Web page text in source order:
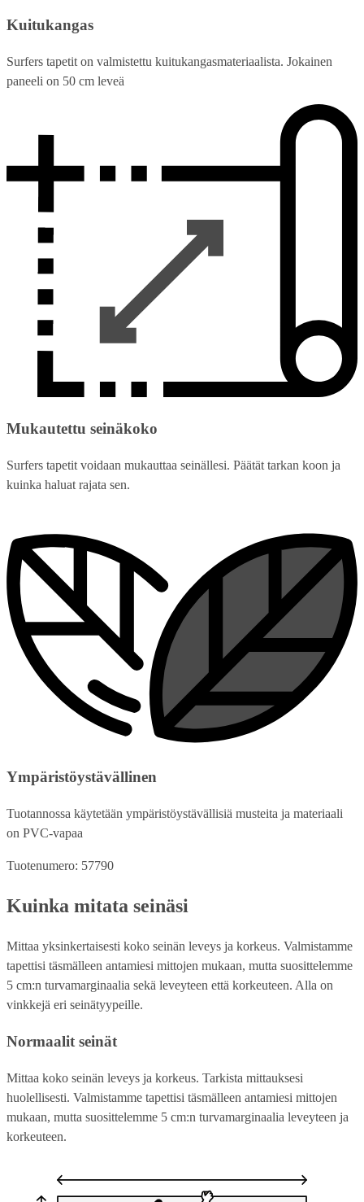
Kuitukangas
Surfers tapetit on valmistettu kuitukangasmateriaalista. Jokainen
paneeli on 50 cm leveä
Mukautettu seinäkoko
Surfers tapetit voidaan mukauttaa seinällesi. Päätät tarkan koon ja
kuinka haluat rajata sen.
Ympäristöystävällinen
Tuotannossa käytetään ympäristöystävällisiä musteita ja materiaali
on PVC-vapaa
Tuotenumero: 57790
Kuinka mitata seinäsi
Mittaa yksinkertaisesti koko seinän leveys ja korkeus. Valmistamme
tapettisi täsmälleen antamiesi mittojen mukaan, mutta suosittelemme
5 cm:n turvamarginaalia sekä leveyteen että korkeuteen. Alla on
vinkkejä eri seinätyypeille.
Normaalit seinät
Mittaa koko seinän leveys ja korkeus. Tarkista mittauksesi
huolellisesti. Valmistamme tapettisi täsmälleen antamiesi mittojen
mukaan, mutta suosittelemme 5 cm:n turvamarginaalia leveyteen ja
korkeuteen.